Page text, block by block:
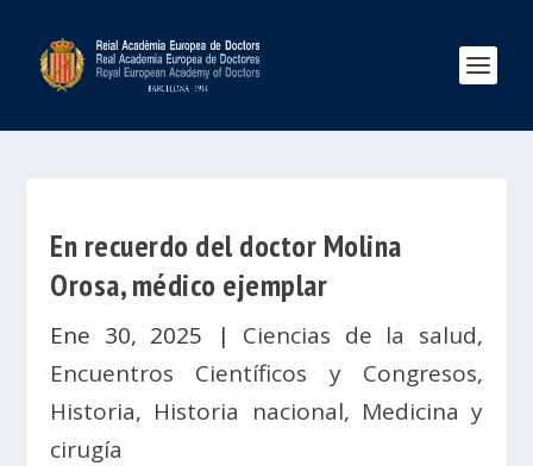
En recuerdo del doctor Molina
Orosa, médico ejemplar
Ene 30, 2025 | Ciencias de la salud,
Encuentros Científicos y Congresos,
Historia, Historia nacional, Medicina y
cirugía